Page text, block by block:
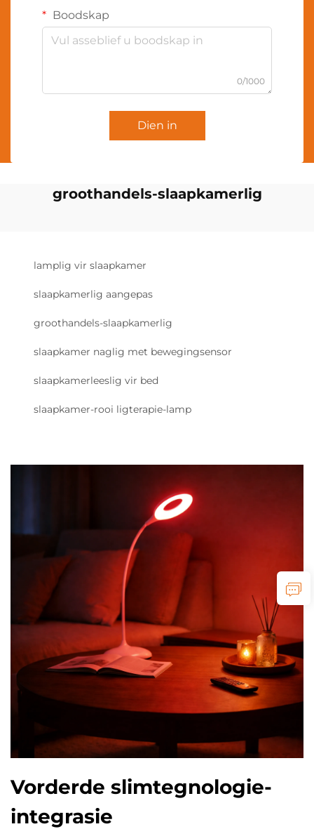
Boodskap
0/1000
Dien in
groothandels-slaapkamerlig
lamplig vir slaapkamer
slaapkamerlig aangepas
groothandels-slaapkamerlig
slaapkamer naglig met bewegingsensor
slaapkamerleeslig vir bed
slaapkamer-rooi ligterapie-lamp
Vorderde slimtegnologie-
integrasie